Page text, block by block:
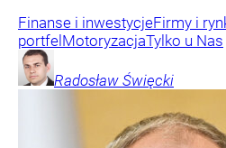
Finanse i inwestycjeFirmy i
portfel MotoryzacjaTylko u Nas
Radosław Święcki